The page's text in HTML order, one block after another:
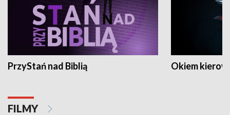
PrzyStań nad Biblią Okiem
FILMY